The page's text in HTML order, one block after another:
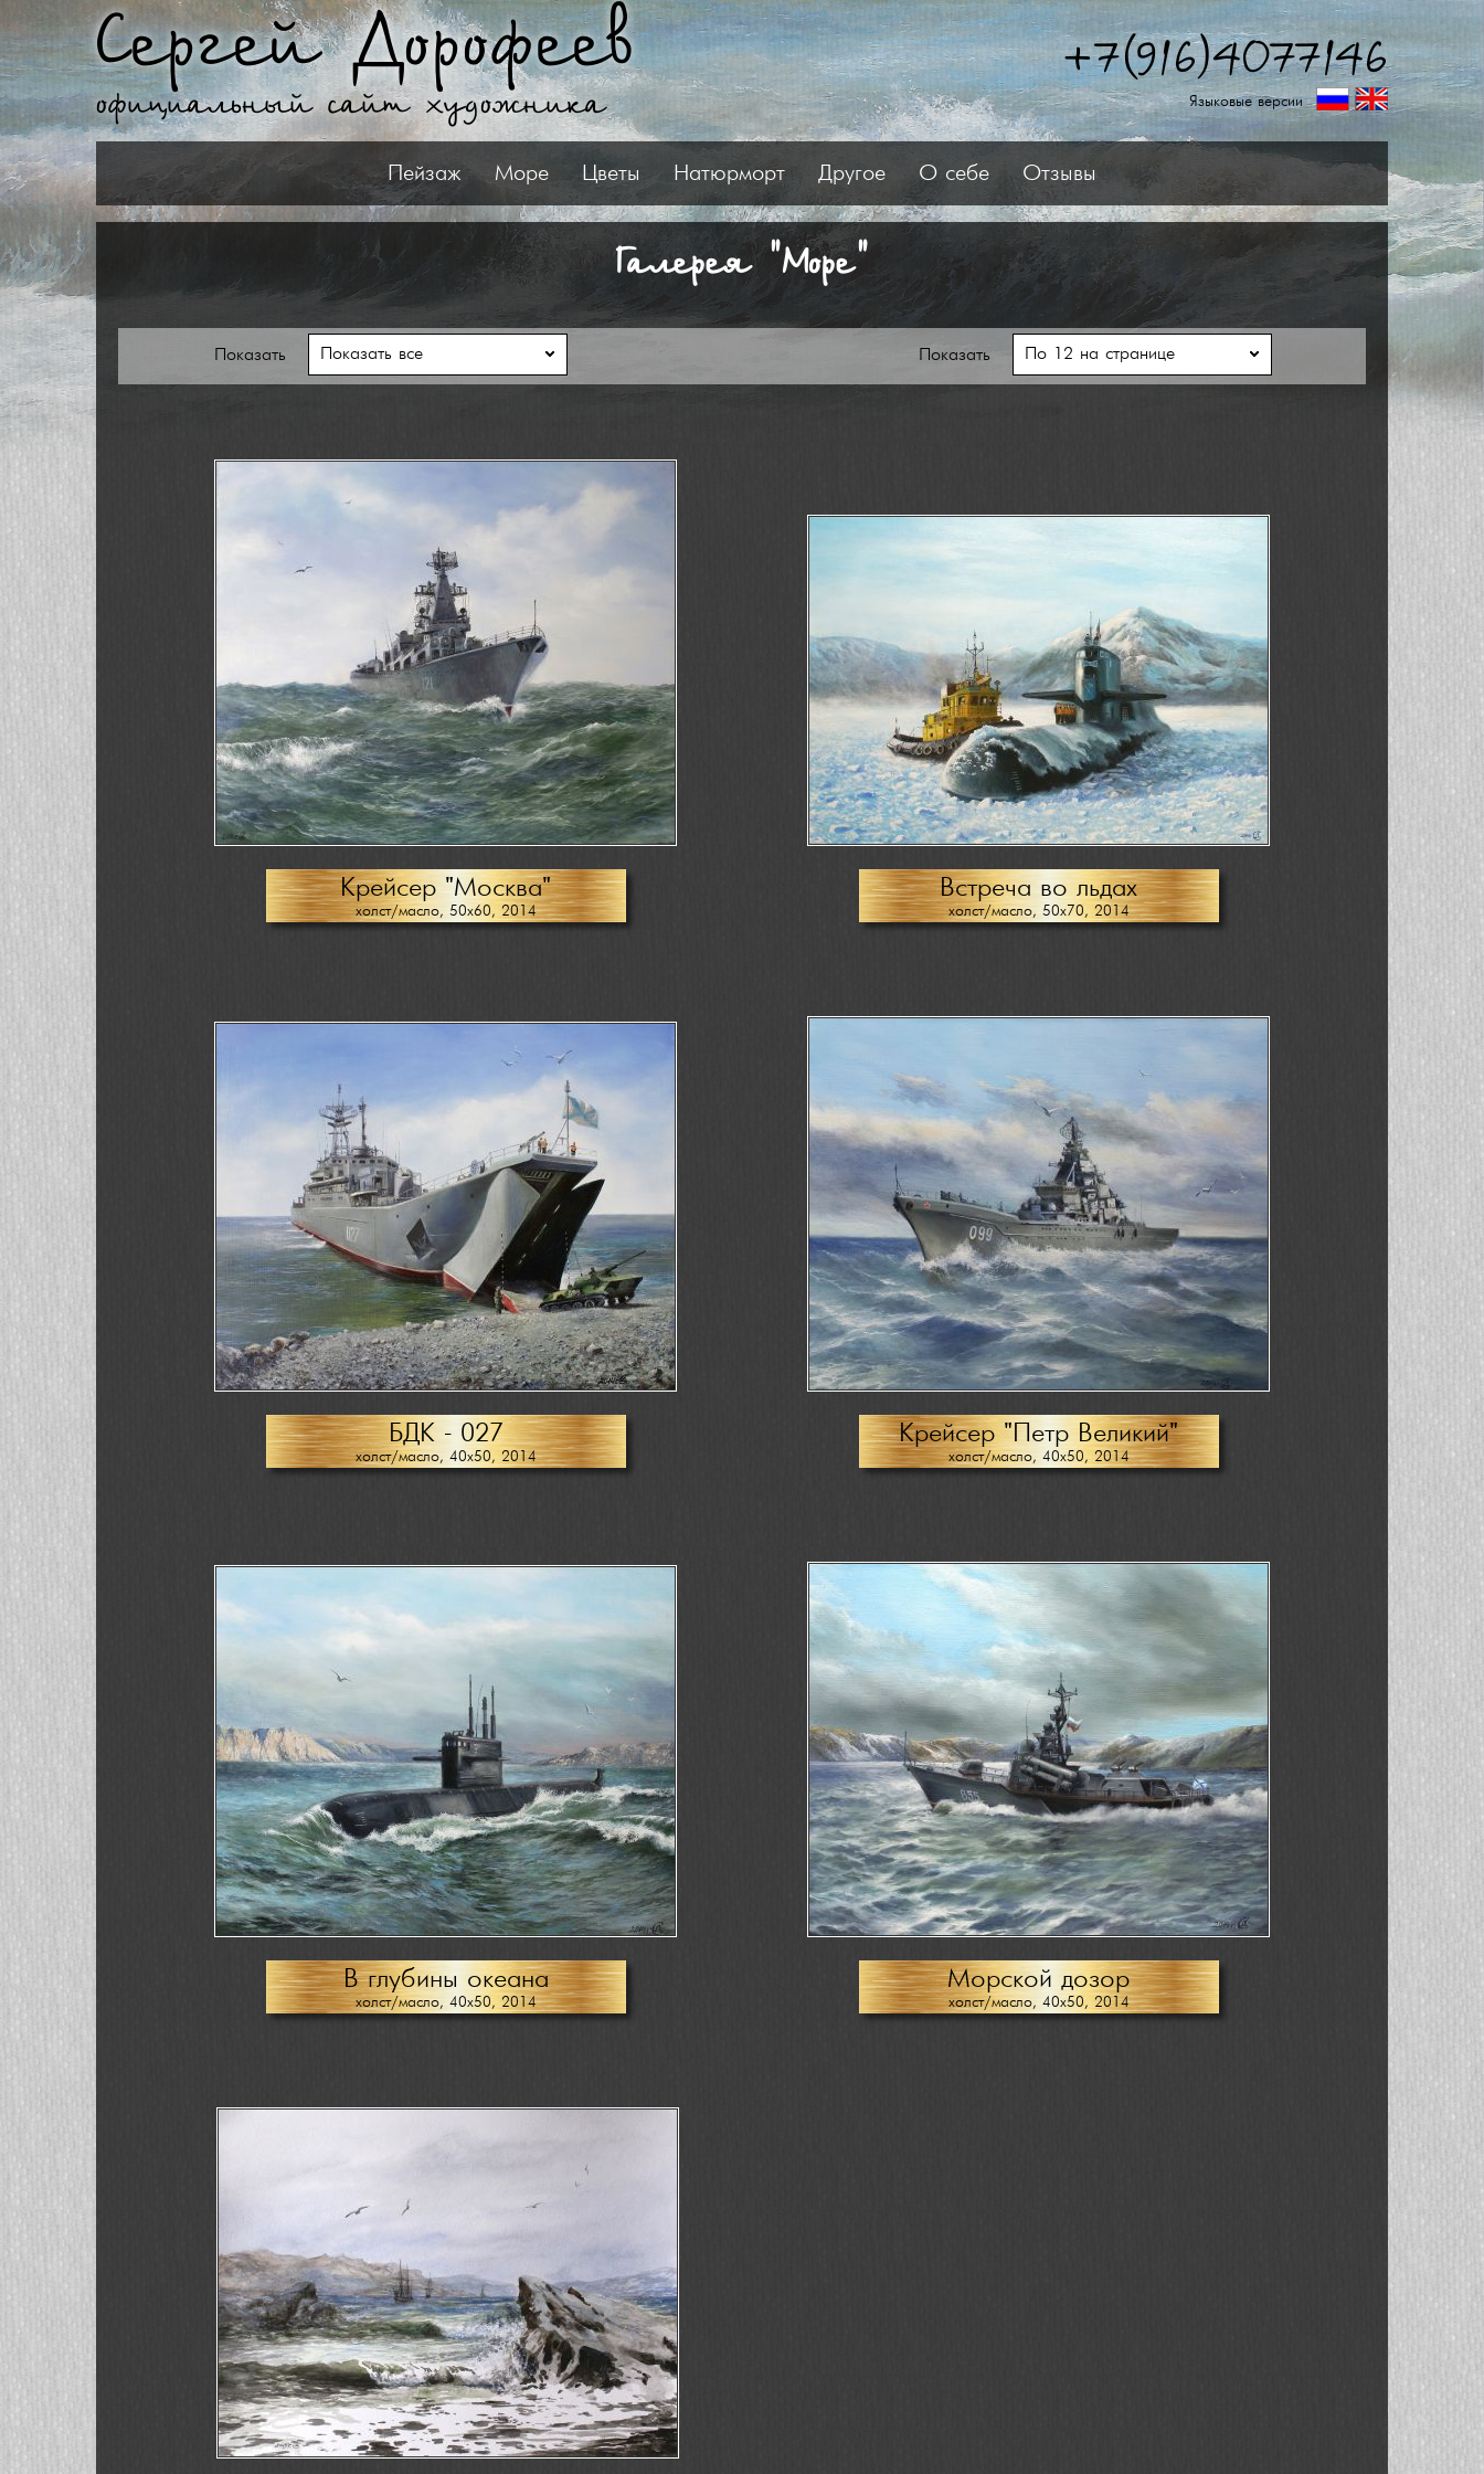
Сергей Дорофеев
официальный сайт художника
+7(916)4077146
Языковые версии
Пейзаж Море Цветы Натюрморт Другое О себе Отзывы
Галерея "Море"
Показать Показать
Крейсер "Москва"
холст/масло, 50х60, 2014
Встреча во льдах
холст/масло, 50х70, 2014
БДК - 027
холст/масло, 40х50, 2014
Крейсер "Петр Великий"
холст/масло, 40х50, 2014
В глубины океана
холст/масло, 40х50, 2014
Морской дозор
холст/масло, 40х50, 2014